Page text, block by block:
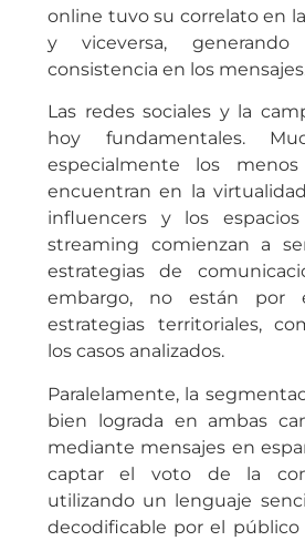
online tuvo su correlato en
y viceversa,
consistencia en los
Las redes sociales y la
hoy fundamentales.
especialmente los
encuentran en la
influencers y los
streaming comienzan a
estrategias de
embargo, no están por
estrategias territoriales,
los casos analizados.
Paralelamente, la
bien lograda en ambas
mediante mensajes en
captar el voto de la
utilizando un lenguaje
decodificable por el público